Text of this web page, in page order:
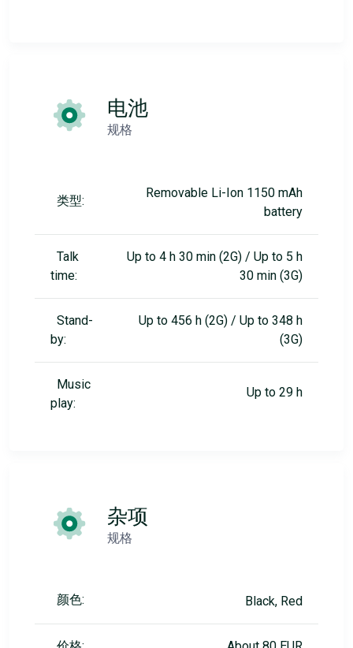
电池
规格
类型:
Removable Li-Ion 1150 mAh
battery
Talk
time:
Up to 4 h 30 min (2G) / Up to 5 h
30 min (3G)
Stand-
by:
Up to 456 h (2G) / Up to 348 h
(3G)
Music
play:
Up to 29 h
杂项
规格
颜色: Black, Red